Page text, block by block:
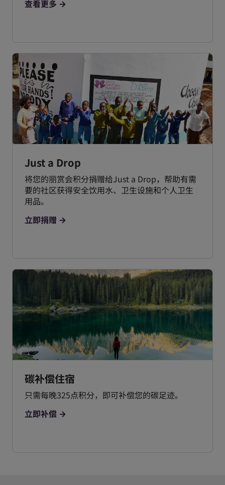
查看更多
Just a Drop
将您的丽赏会积分捐赠给Just a Drop，帮助有需
要的社区获得安全饮用水、卫生设施和个人卫生
用品。
立即捐赠
碳补偿住宿
只需每晚325点积分，即可补偿您的碳足迹。
立即补偿